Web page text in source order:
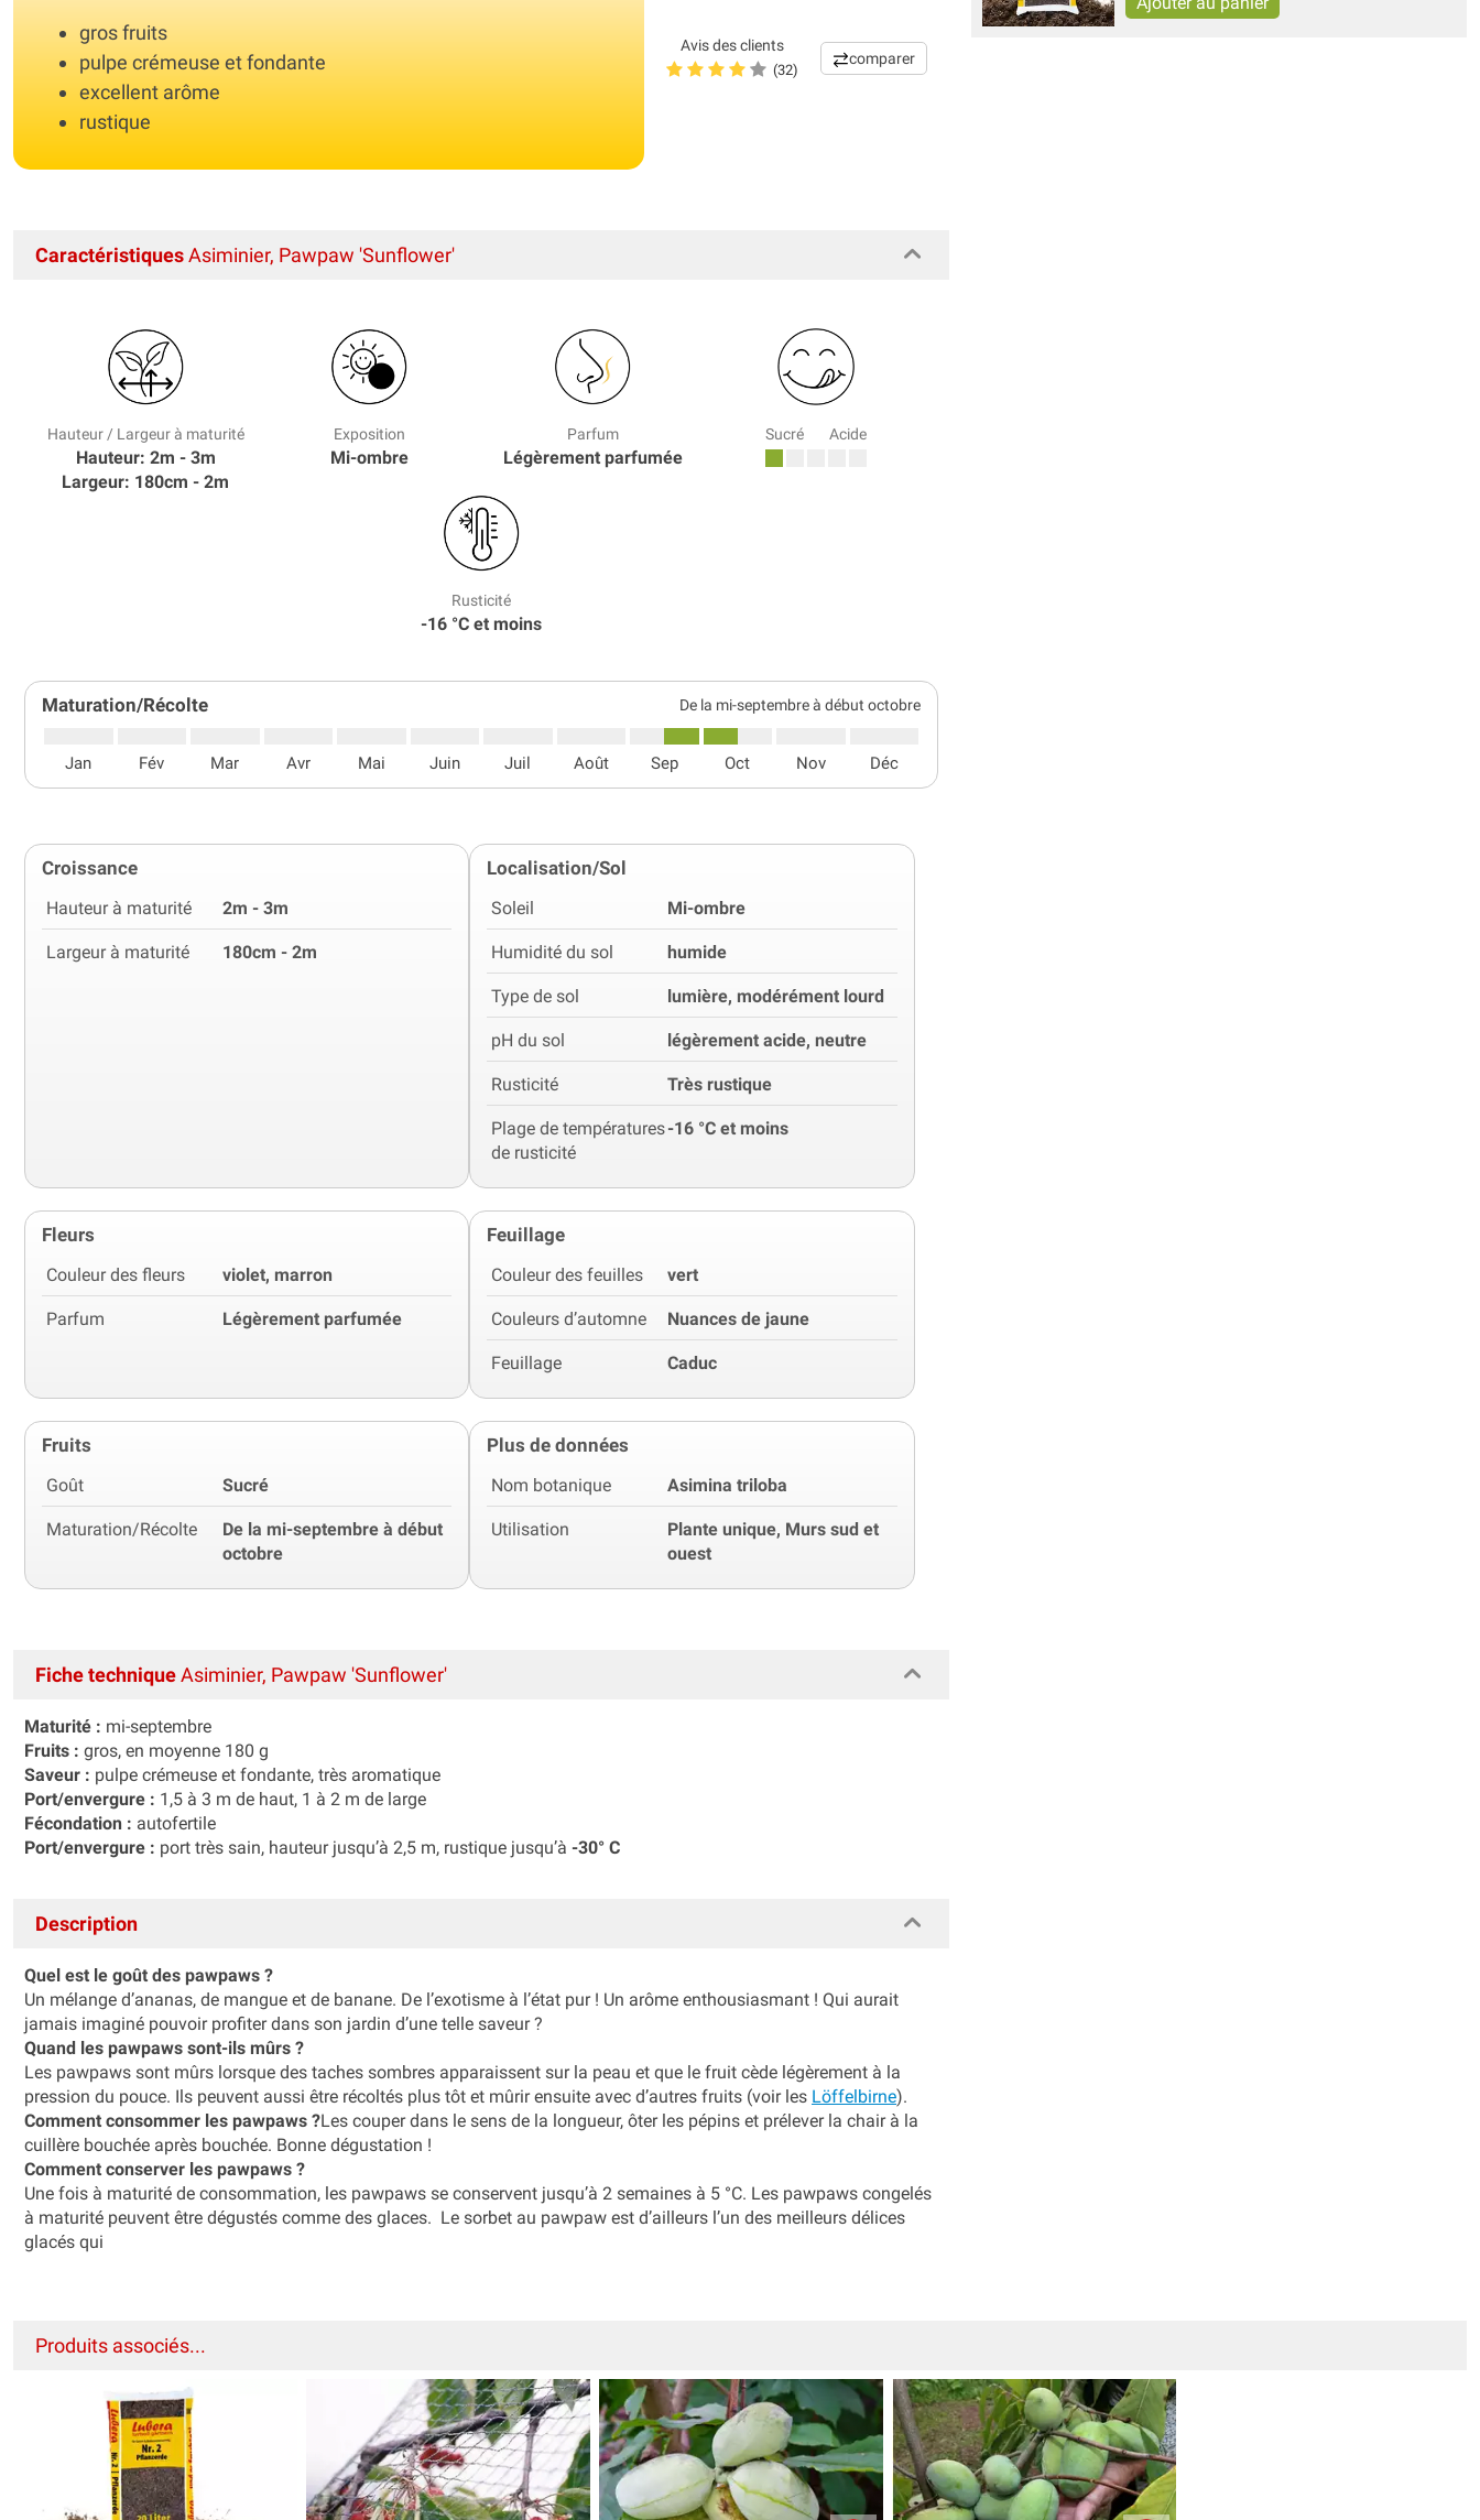
gros fruits
pulpe crémeuse et fondante
excellent arôme
rustique
Avis des clients
(32)
comparer
CaractéristiquesAsiminier, Pawpaw 'Sunflower'
Hauteur / Largeur à maturité
Hauteur: 2m - 3m
Largeur: 180cm - 2m
Exposition
Mi-ombre
Parfum
Légèrement parfumée
Sucré Acide
Rusticité
-16 °C et moins
Maturation/Récolte De la mi-septembre à début octobre
Jan Fév Mar Avr Mai Juin Juil Août Sep Oct Nov Déc
Croissance
Hauteur à maturité 2m - 3m
Largeur à maturité 180cm - 2m
Localisation/Sol
Soleil Mi-ombre
Humidité du sol humide
Type de sol lumière, modérément lourd
pH du sol légèrement acide, neutre
Rusticité Très rustique
Plage de températures
de rusticité
-16 °C et moins
Fleurs
Couleur des fleurs violet, marron
Parfum Légèrement parfumée
Feuillage
Couleur des feuilles vert
Couleurs d’automne Nuances de jaune
Feuillage Caduc
Fruits
Goût Sucré
Maturation/Récolte
De la mi-septembre à début
octobre
Plus de données
Nom botanique Asimina triloba
Utilisation
Plante unique, Murs sud et
ouest
Fiche techniqueAsiminier, Pawpaw 'Sunflower'
Maturité : mi-septembre
Fruits : gros, en moyenne 180 g
Saveur : pulpe crémeuse et fondante, très aromatique
Port/envergure : 1,5 à 3 m de haut, 1 à 2 m de large
Fécondation : autofertile
Port/envergure : port très sain, hauteur jusqu’à 2,5 m, rustique jusqu’à -30° C
Description
Quel est le goût des pawpaws ?
Un mélange d’ananas, de mangue et de banane. De l’exotisme à l’état pur ! Un arôme enthousiasmant ! Qui aurait
jamais imaginé pouvoir profiter dans son jardin d’une telle saveur ?
Quand les pawpaws sont-ils mûrs ?
Les pawpaws sont mûrs lorsque des taches sombres apparaissent sur la peau et que le fruit cède légèrement à la
pression du pouce. Ils peuvent aussi être récoltés plus tôt et mûrir ensuite avec d’autres fruits (voir les Löffelbirne).
Comment consommer les pawpaws ?Les couper dans le sens de la longueur, ôter les pépins et prélever la chair à la
cuillère bouchée après bouchée. Bonne dégustation !
Comment conserver les pawpaws ?
Une fois à maturité de consommation, les pawpaws se conservent jusqu’à 2 semaines à 5 °C. Les pawpaws congelés
à maturité peuvent être dégustés comme des glaces. Le sorbet au pawpaw est d’ailleurs l’un des meilleurs délices
glacés qui
Produits associés...